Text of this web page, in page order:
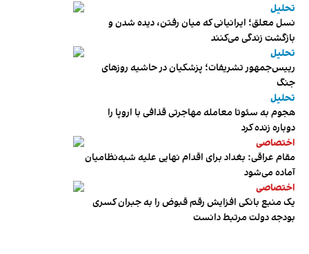
تحلیل
نسل معلق؛ ایرانیانی که میان رفتن، دیده شدن و
بازگشت زندگی می‌کنند
تحلیل
رییس‌جمهور تشریفات؛ پزشکیان در حاشیه روزهای
جنگ
تحلیل
هجوم به سئوتا معامله مهاجرتی قذافی با اروپا را
دوباره زنده کرد
اختصاصی
مقام عراقی: بغداد برای اقدام نهایی علیه شبه‌نظامیان
آماده می‌شود
اختصاصی
یک منبع بانکی افزایش رقم قبوض را به جبران کسری
بودجه دولت مرتبط دانست